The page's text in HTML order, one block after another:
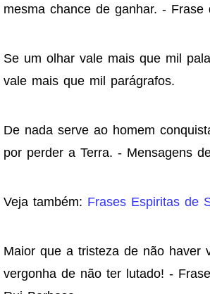
mesma chance de ganhar. - Frase
Se um olhar vale mais que mil
vale mais que mil parágrafos.
De nada serve ao homem
por perder a Terra. - Mensagens
Veja também: Frases Espiritas de
Maior que a tristeza de não haver
vergonha de não ter lutado! -